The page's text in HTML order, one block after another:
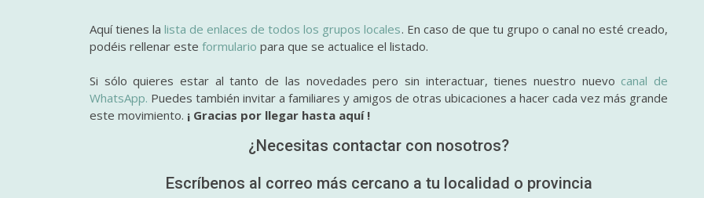
Aquí tienes lalista de enlaces de todos los grupos locales. En caso de que tu grupo o canal no esté creado,
podéis rellenar este formulario para que se actualice el listado.
Si sólo quieres estar al tanto de las novedades pero sin interactuar, tienes nuestro nuevo canal de
WhatsApp. Puedes también invitar a familiares y amigos de otras ubicaciones a hacer cada vez más grande
este movimiento. ¡ Gracias por llegar hasta aquí !
¿Necesitas contactar con nosotros?
Escríbenos al correo más cercano a tu localidad o provincia